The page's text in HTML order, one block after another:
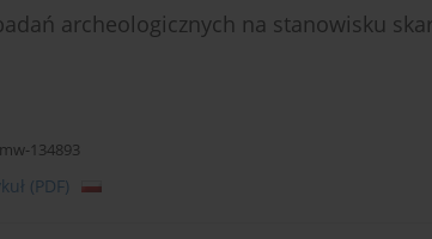
archeologicznych na stanowisku
134893
(PDF)